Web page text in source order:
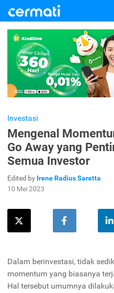
Investasi
Mengenal
Go Away yang
Semua Investor
Edited by Irene Radius Saretta
10 Mei 2023
Dalam berinvestasi, tidak
momentum yang biasanya
Hal tersebut umumnya